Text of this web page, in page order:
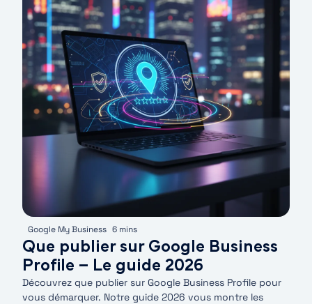
Google My Business 6 mins
Que publier sur Google Business
Profile – Le guide 2026
Découvrez que publier sur Google Business Profile pour
vous démarquer. Notre guide 2026 vous montre les